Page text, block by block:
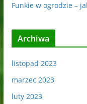
Funkie w ogrodzie –
Archiwa
listopad 2023
marzec 2023
luty 2023